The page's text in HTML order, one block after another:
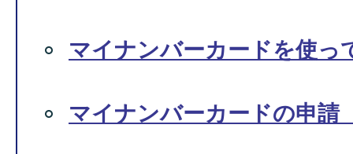
マイナンバーカードを使っ
マイナンバーカードの申請